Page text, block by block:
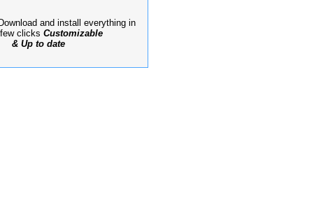
Download and install everything in
clicks Customizable
& Up to date